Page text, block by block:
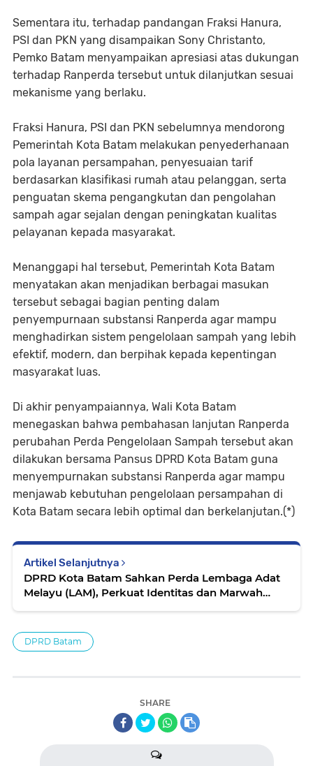
Sementara itu, terhadap pandangan Fraksi Hanura,
PSI dan PKN yang disampaikan Sony Christanto,
Pemko Batam menyampaikan apresiasi atas dukungan
terhadap Ranperda tersebut untuk dilanjutkan sesuai
mekanisme yang berlaku.
Fraksi Hanura, PSI dan PKN sebelumnya mendorong
Pemerintah Kota Batam melakukan penyederhanaan
pola layanan persampahan, penyesuaian tarif
berdasarkan klasifikasi rumah atau pelanggan, serta
penguatan skema pengangkutan dan pengolahan
sampah agar sejalan dengan peningkatan kualitas
pelayanan kepada masyarakat.
Menanggapi hal tersebut, Pemerintah Kota Batam
menyatakan akan menjadikan berbagai masukan
tersebut sebagai bagian penting dalam
penyempurnaan substansi Ranperda agar mampu
menghadirkan sistem pengelolaan sampah yang lebih
efektif, modern, dan berpihak kepada kepentingan
masyarakat luas.
Di akhir penyampaiannya, Wali Kota Batam
menegaskan bahwa pembahasan lanjutan Ranperda
perubahan Perda Pengelolaan Sampah tersebut akan
dilakukan bersama Pansus DPRD Kota Batam guna
menyempurnakan substansi Ranperda agar mampu
menjawab kebutuhan pengelolaan persampahan di
Kota Batam secara lebih optimal dan berkelanjutan.(*)
Artikel Selanjutnya
DPRD Kota Batam Sahkan Perda Lembaga Adat
Melayu (LAM), Perkuat Identitas dan Marwah
DPRD Batam
SHARE